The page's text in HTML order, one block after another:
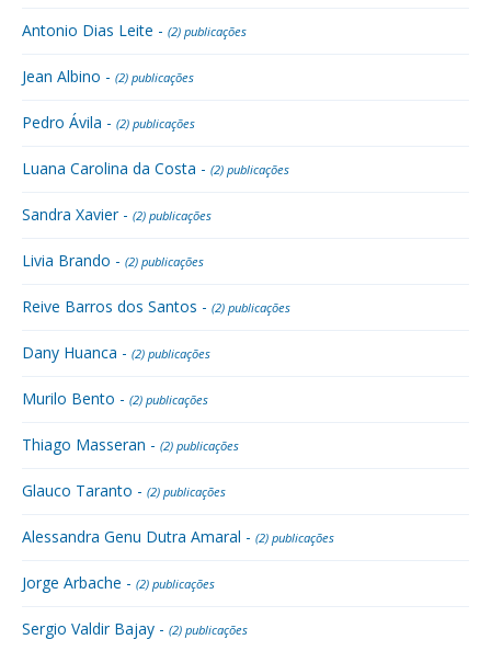
Antonio Dias Leite - (2) publicações
Jean Albino - (2) publicações
Pedro Ávila - (2) publicações
Luana Carolina da Costa - (2) publicações
Sandra Xavier - (2) publicações
Livia Brando - (2) publicações
Reive Barros dos Santos - (2) publicações
Dany Huanca - (2) publicações
Murilo Bento - (2) publicações
Thiago Masseran - (2) publicações
Glauco Taranto - (2) publicações
Alessandra Genu Dutra Amaral - (2) publicações
Jorge Arbache - (2) publicações
Sergio Valdir Bajay - (2) publicações